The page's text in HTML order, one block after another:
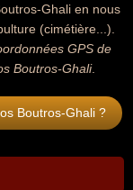
Ghali en nous
(cimétière...).
GPS de
Boutros-Ghali.
Boutros-Ghali ?